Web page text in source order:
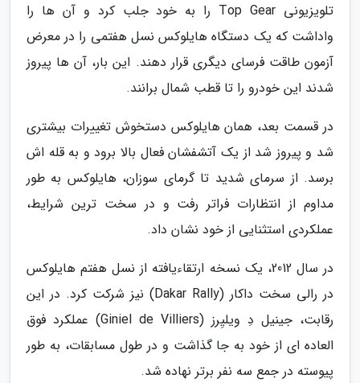
تلویزیونی Top Gear را به خود جلب کرد و آن ها را
واداشت که یک دستگاه هایلوکس نسل هفتمی را در معرض
آزمون طاقت فرسای دیگری قرار دهند. این بار، آن ها پیروز
شدند این خودرو را تا قطب شمال برانند.
در قسمت بعد، همان هایلوکس دستخوش تغییرات بیشتری
شد و پیروز شد از یک آتشفشان فعال بالا برود و به قله اش
برسد. از سرمای شدید تا گرمای سوزان، هایلوکس به طور
مداوم از انتظارات فراتر رفت و در سخت ترین شرایط،
عملکردی استثنایی از خود نشان داد.
در سال 2012، یک نسخه ارتقاءیافته از نسل هفتم هایلوکس
در رالی سخت داکار (Dakar Rally) نیز شرکت کرد. در این
رقابت، جینیل دِ ویلیِرز (Giniel de Villiers) عملکرد فوق
العاده ای از خود به جا گذاشت و در طول مسابقات، به طور
پیوسته در جمع سه نفر برتر نهاده شد.